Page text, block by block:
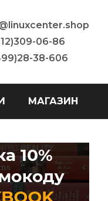
06-86
38-606
МАГАЗИН